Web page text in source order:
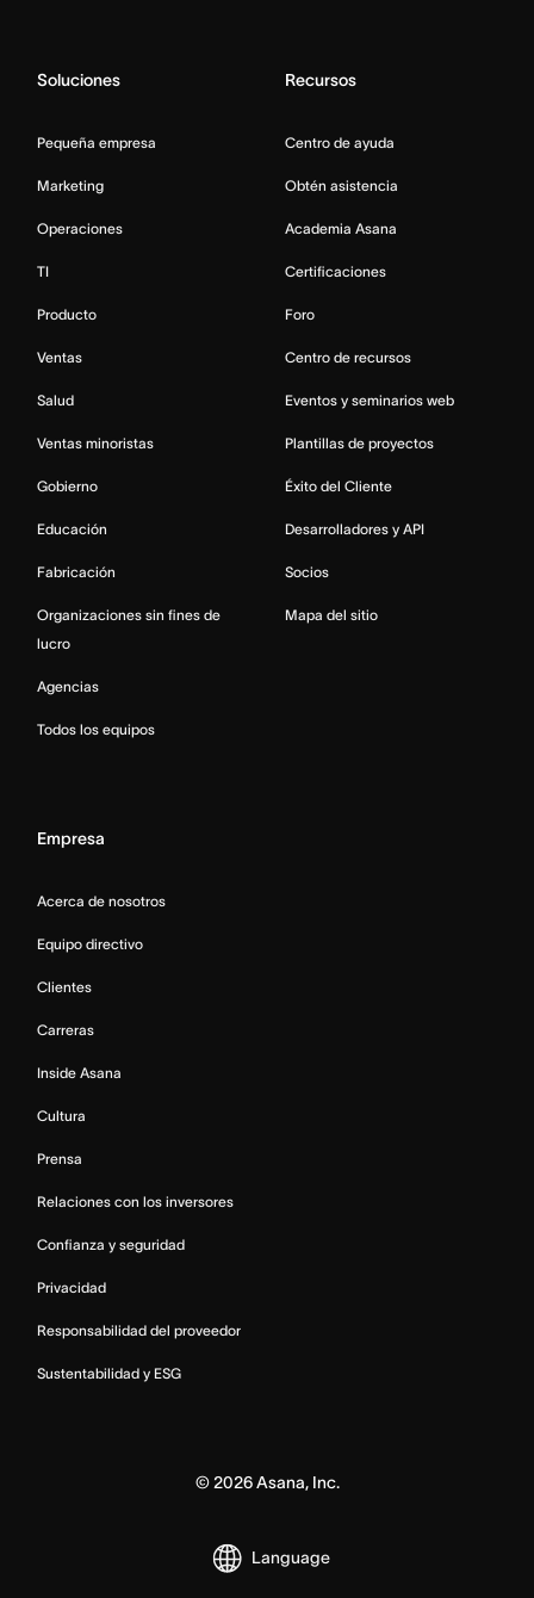
Soluciones
Pequeña empresa
Marketing
Operaciones
TI
Producto
Ventas
Salud
Ventas minoristas
Gobierno
Educación
Fabricación
Organizaciones sin fines de
lucro
Agencias
Todos los equipos
Recursos
Centro de ayuda
Obtén asistencia
Academia Asana
Certificaciones
Foro
Centro de recursos
Eventos y seminarios web
Plantillas de proyectos
Éxito del Cliente
Desarrolladores y API
Socios
Mapa del sitio
Empresa
Acerca de nosotros
Equipo directivo
Clientes
Carreras
Inside Asana
Cultura
Prensa
Relaciones con los inversores
Confianza y seguridad
Privacidad
Responsabilidad del proveedor
Sustentabilidad y ESG
© 2026Asana, Inc.
Language